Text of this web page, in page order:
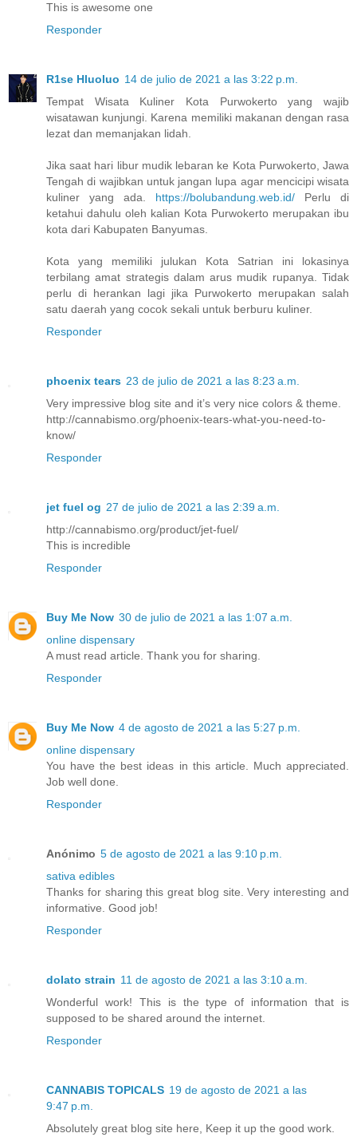
This is awesome one
Responder
R1se Hluoluo 14 de julio de 2021 a las 3:22 p.m.
Tempat Wisata Kuliner Kota Purwokerto yang wajib
wisatawan kunjungi. Karena memiliki makanan dengan rasa
lezat dan memanjakan lidah.
Jika saat hari libur mudik lebaran ke Kota Purwokerto, Jawa
Tengah di wajibkan untuk jangan lupa agar mencicipi wisata
kuliner yang ada. https://bolubandung.web.id/ Perlu di
ketahui dahulu oleh kalian Kota Purwokerto merupakan ibu
kota dari Kabupaten Banyumas.
Kota yang memiliki julukan Kota Satrian ini lokasinya
terbilang amat strategis dalam arus mudik rupanya. Tidak
perlu di herankan lagi jika Purwokerto merupakan salah
satu daerah yang cocok sekali untuk berburu kuliner.
Responder
phoenix tears 23 de julio de 2021 a las 8:23 a.m.
Very impressive blog site and it’s very nice colors & theme.
http://cannabismo.org/phoenix-tears-what-you-need-to-
know/
Responder
jet fuel og 27 de julio de 2021 a las 2:39 a.m.
http://cannabismo.org/product/jet-fuel/
This is incredible
Responder
Buy Me Now 30 de julio de 2021 a las 1:07 a.m.
online dispensary
A must read article. Thank you for sharing.
Responder
Buy Me Now 4 de agosto de 2021 a las 5:27 p.m.
online dispensary
You have the best ideas in this article. Much appreciated.
Job well done.
Responder
Anónimo 5 de agosto de 2021 a las 9:10 p.m.
sativa edibles
Thanks for sharing this great blog site. Very interesting and
informative. Good job!
Responder
dolato strain 11 de agosto de 2021 a las 3:10 a.m.
Wonderful work! This is the type of information that is
supposed to be shared around the internet.
Responder
CANNABIS TOPICALS 19 de agosto de 2021 a las
9:47 p.m.
Absolutely great blog site here, Keep it up the good work.